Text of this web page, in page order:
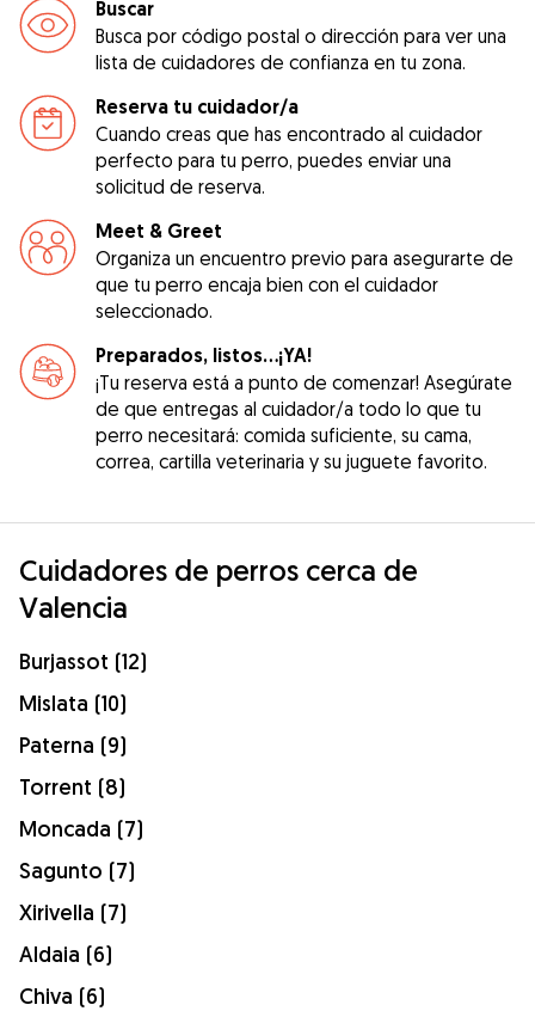
Buscar
Busca por código postal o dirección para ver una
lista de cuidadores de confianza en tu zona.
Reserva tu cuidador/a
Cuando creas que has encontrado al cuidador
perfecto para tu perro, puedes enviar una
solicitud de reserva.
Meet & Greet
Organiza un encuentro previo para asegurarte de
que tu perro encaja bien con el cuidador
seleccionado.
Preparados, listos...¡YA!
¡Tu reserva está a punto de comenzar! Asegúrate
de que entregas al cuidador/a todo lo que tu
perro necesitará: comida suficiente, su cama,
correa, cartilla veterinaria y su juguete favorito.
Cuidadores de perros cerca de
Valencia
Burjassot (12)
Mislata (10)
Paterna (9)
Torrent (8)
Moncada (7)
Sagunto (7)
Xirivella (7)
Aldaia (6)
Chiva (6)